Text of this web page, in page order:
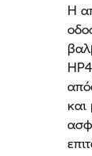
Η
και